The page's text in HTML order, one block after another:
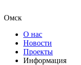
Омск
О нас
Новости
Проекты
Информация